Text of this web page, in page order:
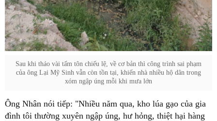
Sau khi tháo vài tấm tôn chiếu lệ, về cơ bản thì công trình sai phạm
của ông Lại Mỹ Sinh vẫn còn tồn tại, khiến nhà nhiều hộ dân trong
xóm ngập úng mỗi khi mưa lớn
Ông Nhân nói tiếp: "Nhiều năm qua, kho lúa gạo của gia
đình tôi thường xuyên ngập úng, hư hỏng, thiệt hại hàng